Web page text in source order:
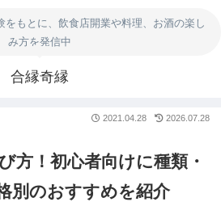
をもとに、飲食店開業や料理、お酒の楽し
み方を発信中
合縁奇縁
方！初心者向けに種類・
別のおすすめを紹介
2021.04.28 2026.07.28